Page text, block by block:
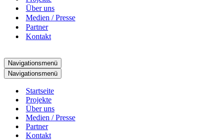
Über uns
Medien / Presse
Partner
Kontakt
Navigationsmenü
Navigationsmenü
Startseite
Projekte
Über uns
Medien / Presse
Partner
Kontakt